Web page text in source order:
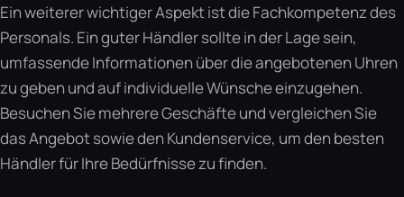
Ein weiterer wichtiger Aspekt ist die Fachkompetenz des
Personals. Ein guter Händler sollte in der Lage sein,
umfassende Informationen über die angebotenen Uhren
zu geben und auf individuelle Wünsche einzugehen.
Besuchen Sie mehrere Geschäfte und vergleichen Sie
das Angebot sowie den Kundenservice, um den besten
Händler für Ihre Bedürfnisse zu finden.